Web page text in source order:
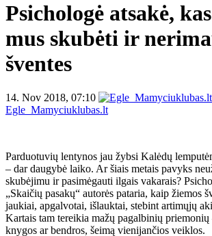
Psichologė atsakė,
mus skubėti ir
šventes
14. Nov 2018, 07:10
Egle_Mamyciuklubas.lt
Parduotuvių lentynos jau žybsi Kalėdų
– dar daugybė laiko. Ar šiais metais pavyks
skubėjimu ir pasimėgauti ilgais vakarais?
„Skaičių pasakų“ autorės pataria, kaip žiemos
jaukiai, apgalvotai, išlauktai, stebint artimųjų
Kartais tam tereikia mažų pagalbinių priemonių
knygos ar bendros, šeimą vienijančios veiklos.